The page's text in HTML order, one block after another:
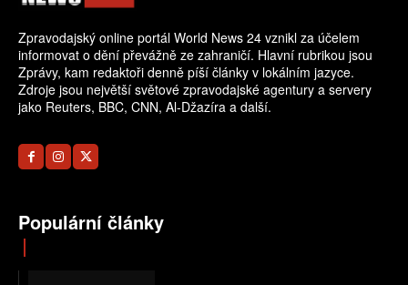
Zpravodajský online portál World News 24 vznikl za účelem
informovat o dění převážně ze zahraničí. Hlavní rubrikou jsou
Zprávy, kam redaktoři denně píší články v lokálním jazyce.
Zdroje jsou největší světové zpravodajské agentury a servery
jako Reuters, BBC, CNN, Al-Džazíra a další.
Populární články